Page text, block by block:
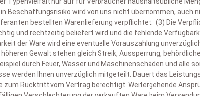
mit Ihnen heraus, welche Unterfederung zu Ihrer
Schlafberatung bei Dorma Vita
Ausstellungen inHaan, Wuppertal-Elberfeldoder in
live erleben und ausprobieren. Unsere
Kombination aus Matratze und Unterfederung – für
können Sie unseren Online-Fragebogenzur
– ganz bequem von zu Hause aus.
Für alle, die schnell schwitzen oder frieren
Für Kinder, Senioren und Menschen mit besonderen
Für alle, die auflanglebige, hautfreundliche BettwarenWert
Beratung bei Dorma Vita – für Ihren
erhalten Sie nicht nur Standardware, sondern
bei der Wahl des richtigen Kissens und der idealen
DerStil, der zu Ihrem Raum passt
Schlafberater unterstützen Sie dabei, das passende
auf Ihre Matratze, Ihre Schlafbedürfnisse und Ihre
individuell anpassbar – mit Stil und
Dorma Vita erhalten Sie auf Wunsch auch
Modelle sind zudem mitKomfortfunktionen wie
für Babys und Kinder
Vita Produkten schaffen Sie einsicheres und
unterstützt. Natürliche Materialien, geprüfte
geschützt ist und entspannt schlafen kann.
Vita Baby & Kinder – persönlich
Ausstellungen in Haan und Wuppertal-Elberfeld
Beschaffungsrisiko wird von uns nicht übernommen, auch
bestellten Warenlieferung verpflichtet. (3) Die
und rechtzeitig beliefert wird und die fehlende
der Ware wird eine eventuelle Vorauszahlung
Gewalt stehen gleich Streik, Aussperrung,
durch Feuer, Wasser und Maschinenschäden und alle
werden Ihnen unverzüglich mitgeteilt. Dauert das
zum Rücktritt vom Vertrag berechtigt. Weitergehende